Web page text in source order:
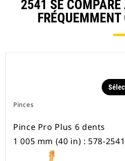
2541 SE
Pinces
Pince Pro Plus 6 dents
1 005 mm (40 in) : 578-2541